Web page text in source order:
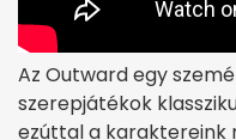
Az Outward egy
szerepjátékok
ezúttal a karaktereink